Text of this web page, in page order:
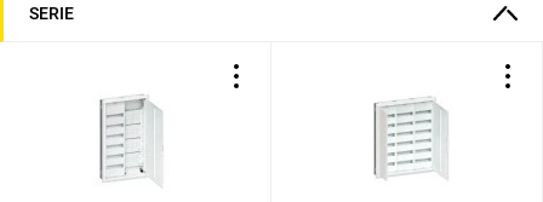
SERIE